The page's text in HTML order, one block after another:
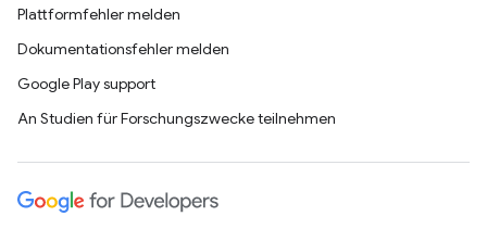
Plattformfehler melden
Dokumentationsfehler melden
Google Play support
An Studien für Forschungszwecke teilnehmen